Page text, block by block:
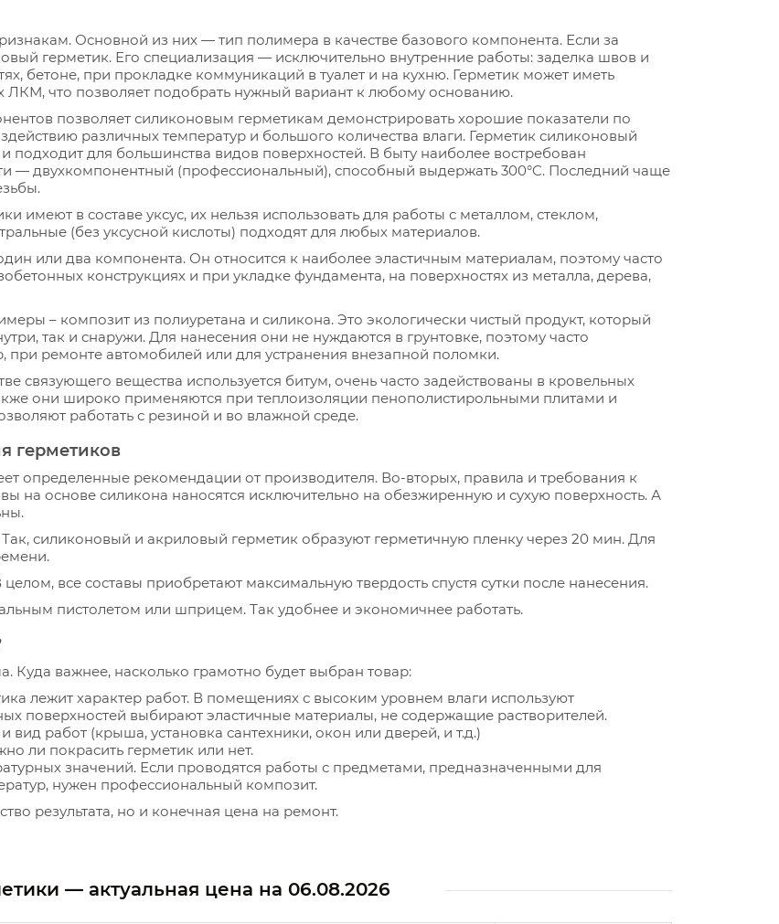
Основной из них — тип полимера в качестве базового компонента. Если за
герметик. Его специализация — исключительно внутренние работы: заделка швов и
бетоне, при прокладке коммуникаций в туалет и на кухню. Герметик может иметь
ЛКМ, что позволяет подобрать нужный вариант к любому основанию.
позволяет силиконовым герметикам демонстрировать хорошие показатели по
различных температур и большого количества влаги. Герметик силиконовый
подходит для большинства видов поверхностей. В быту наиболее востребован
— двухкомпонентный (профессиональный), способный выдержать 300°C. Последний чаще
имеют в составе уксус, их нельзя использовать для работы с металлом, стеклом,
(без уксусной кислоты) подходят для любых материалов.
или два компонента. Он относится к наиболее эластичным материалам, поэтому часто
конструкциях и при укладке фундамента, на поверхностях из металла, дерева,
– композит из полиуретана и силикона. Это экологически чистый продукт, который
так и снаружи. Для нанесения они не нуждаются в грунтовке, поэтому часто
при ремонте автомобилей или для устранения внезапной поломки.
связующего вещества используется битум, очень часто задействованы в кровельных
они широко применяются при теплоизоляции пенополистирольными плитами и
работать с резиной и во влажной среде.
герметиков
определенные рекомендации от производителя. Во-вторых, правила и требования к
на основе силикона наносятся исключительно на обезжиренную и сухую поверхность. А
силиконовый и акриловый герметик образуют герметичную пленку через 20 мин. Для
все составы приобретают максимальную твердость спустя сутки после нанесения.
пистолетом или шприцем. Так удобнее и экономичнее работать.
Куда важнее, насколько грамотно будет выбран товар:
лежит характер работ. В помещениях с высоким уровнем влаги используют
поверхностей выбирают эластичные материалы, не содержащие растворителей.
вид работ (крыша, установка сантехники, окон или дверей, и т.д.)
ли покрасить герметик или нет.
значений. Если проводятся работы с предметами, предназначенными для
нужен профессиональный композит.
результата, но и конечная цена на ремонт.
— актуальная цена на 06.08.2026